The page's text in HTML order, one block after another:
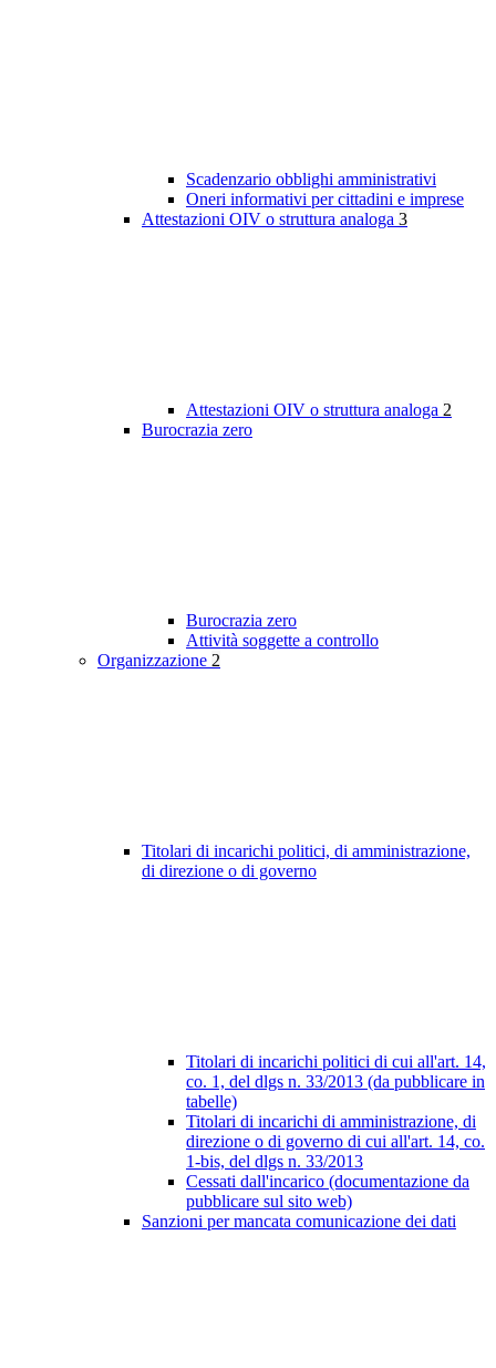
Scadenzario obblighi amministrativi
Oneri informativi per cittadini e imprese
Attestazioni OIV o struttura analoga 3
Attestazioni OIV o struttura analoga 2
Burocrazia zero
Burocrazia zero
Attività soggette a controllo
Organizzazione 2
Titolari di incarichi politici, di amministrazione,
di direzione o di governo
Titolari di incarichi politici di cui all'art. 14,
co. 1, del dlgs n. 33/2013 (da pubblicare in
tabelle)
Titolari di incarichi di amministrazione, di
direzione o di governo di cui all'art. 14, co.
1-bis, del dlgs n. 33/2013
Cessati dall'incarico (documentazione da
pubblicare sul sito web)
Sanzioni per mancata comunicazione dei dati